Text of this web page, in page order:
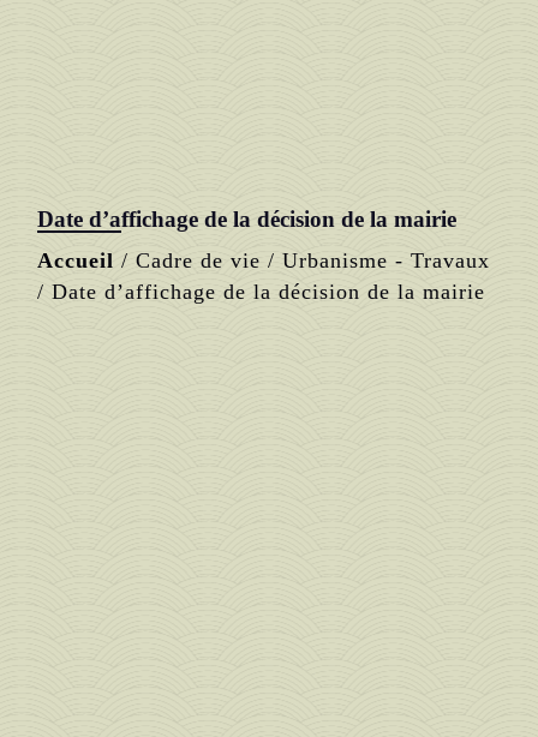
Date d’affichage de la décision de la mairie
Accueil / Cadre de vie / Urbanisme - Travaux
/ Date d’affichage de la décision de la mairie